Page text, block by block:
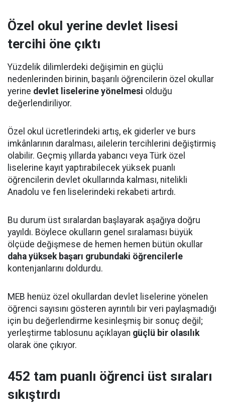
Özel okul yerine devlet lisesi
tercihi öne çıktı
Yüzdelik dilimlerdeki değişimin en güçlü
nedenlerinden birinin, başarılı öğrencilerin özel okullar
yerine devlet liselerine yönelmesi olduğu
değerlendiriliyor.
Özel okul ücretlerindeki artış, ek giderler ve burs
imkânlarının daralması, ailelerin tercihlerini değiştirmiş
olabilir. Geçmiş yıllarda yabancı veya Türk özel
liselerine kayıt yaptırabilecek yüksek puanlı
öğrencilerin devlet okullarında kalması, nitelikli
Anadolu ve fen liselerindeki rekabeti artırdı.
Bu durum üst sıralardan başlayarak aşağıya doğru
yayıldı. Böylece okulların genel sıralaması büyük
ölçüde değişmese de hemen hemen bütün okullar
daha yüksek başarı grubundaki öğrencilerle
kontenjanlarını doldurdu.
MEB henüz özel okullardan devlet liselerine yönelen
öğrenci sayısını gösteren ayrıntılı bir veri paylaşmadığı
için bu değerlendirme kesinleşmiş bir sonuç değil;
yerleştirme tablosunu açıklayan güçlü bir olasılık
olarak öne çıkıyor.
452 tam puanlı öğrenci üst sıraları
sıkıştırdı